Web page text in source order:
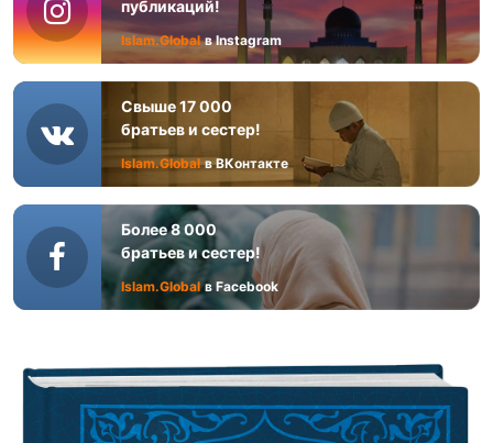
публикаций!
Islam.Global в Instagram
Свыше 17 000
братьев и сестер!
Islam.Global в ВКонтакте
Более 8 000
братьев и сестер!
Islam.Global в Facebook